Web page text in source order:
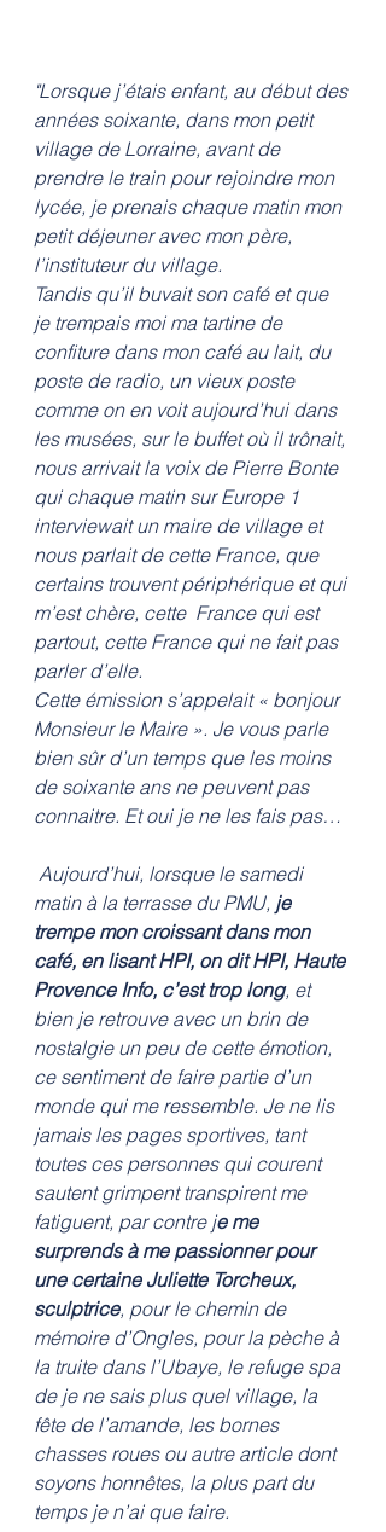
"Lorsque j’étais enfant, au début des
années soixante, dans mon petit
village de Lorraine, avant de
prendre le train pour rejoindre mon
lycée, je prenais chaque matin mon
petit déjeuner avec mon père,
l’instituteur du village.
Tandis qu’il buvait son café et que
je trempais moi ma tartine de
confiture dans mon café au lait, du
poste de radio, un vieux poste
comme on en voit aujourd’hui dans
les musées, sur le buffet où il trônait,
nous arrivait la voix de Pierre Bonte
qui chaque matin sur Europe 1
interviewait un maire de village et
nous parlait de cette France, que
certains trouvent périphérique et qui
m’est chère, cette  France qui est
partout, cette France qui ne fait pas
parler d’elle.
Cette émission s’appelait « bonjour
Monsieur le Maire ». Je vous parle
bien sûr d’un temps que les moins
de soixante ans ne peuvent pas
connaitre. Et oui je ne les fais pas…
Aujourd’hui, lorsque le samedi
matin à la terrasse du PMU, je
trempe mon croissant dans mon
café, en lisant HPI, on dit HPI, Haute
Provence Info, c’est trop long, et
bien je retrouve avec un brin de
nostalgie un peu de cette émotion,
ce sentiment de faire partie d’un
monde qui me ressemble. Je ne lis
jamais les pages sportives, tant
toutes ces personnes qui courent
sautent grimpent transpirent me
fatiguent, par contre je me
surprends à me passionner pour
une certaine Juliette Torcheux,
sculptrice, pour le chemin de
mémoire d’Ongles, pour la pèche à
la truite dans l’Ubaye, le refuge spa
de je ne sais plus quel village, la
fête de l’amande, les bornes
chasses roues ou autre article dont
soyons honnêtes, la plus part du
temps je n’ai que faire.